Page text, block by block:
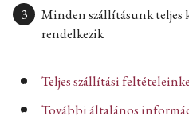
Minden szállításunk
rendelkezik
Teljes szállítási
További általános